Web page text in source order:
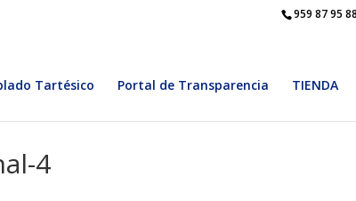
959 87 95 88
Tartésico Portal de Transparencia TIENDA
4